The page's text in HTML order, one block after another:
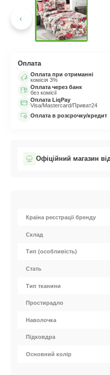
Оплата
Оплата при отриманні
комісія 3%
Оплата через банк
без комісії
Оплата LiqPay
Visa/Mastercard/Приват24
Оплата в розсрочку/кредит
Офіційний магазин
Країна реєстрації бренду
Cклад
Тип (особливість)
Стать
Тип тканини
Простирадло
Наволочка
Підковдра
Основний колір